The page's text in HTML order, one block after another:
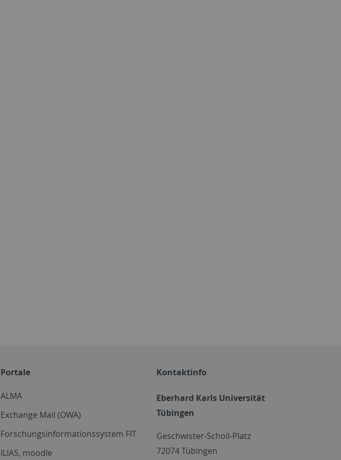
Portale
ALMA
Exchange Mail (OWA)
Forschungsinformationssystem FIT
ILIAS, moodle
Kontaktinfo
Eberhard Karls Universität
Tübingen
Geschwister-Scholl-Platz
72074 Tübingen